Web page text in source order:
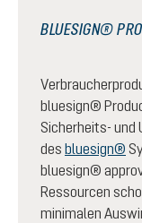
BLUESIGN®
bluesign®
Sicherheits- und
des bluesign®
bluesign®
Ressourcen
minimalen